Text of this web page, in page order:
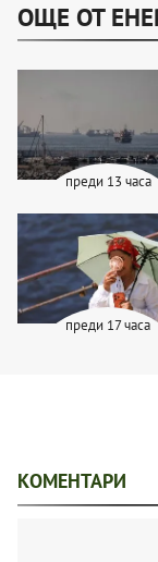
ОЩЕ ОТ
преди 13 часа
преди 17 часа
КОМЕНТАРИ